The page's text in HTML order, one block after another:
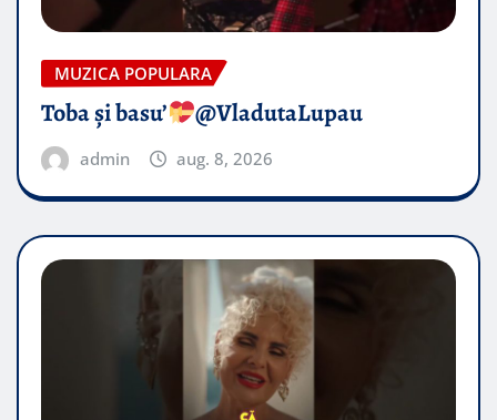
MUZICA POPULARA
Toba și basu’ @VladutaLupau
admin aug. 8, 2026